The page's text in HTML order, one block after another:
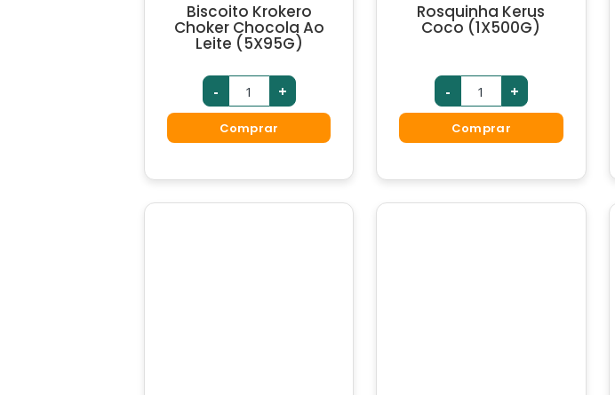
Biscoito Krokero
Choker Chocola Ao
Leite (5X95G)
- +
Comprar
Rosquinha Kerus
Coco (1X500G)
- +
Comprar